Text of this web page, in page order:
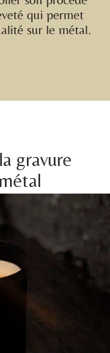
qui permet
sur le métal.​
gravure